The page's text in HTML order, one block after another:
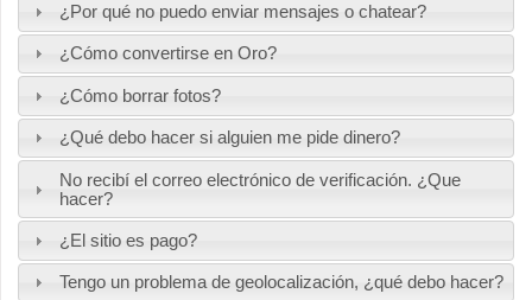
¿Por qué no puedo enviar mensajes o chatear?
¿Cómo convertirse en Oro?
¿Cómo borrar fotos?
¿Qué debo hacer si alguien me pide dinero?
No recibí el correo electrónico de verificación. ¿Que
hacer?
¿El sitio es pago?
Tengo un problema de geolocalización, ¿qué debo hacer?